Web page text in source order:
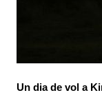
Un dia de vol a